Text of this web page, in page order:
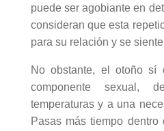
puede ser agobiante en
consideran que esta
para su relación y se
No obstante, el otoño sí
componente sexual,
temperaturas y a una
Pasas más tiempo dentro